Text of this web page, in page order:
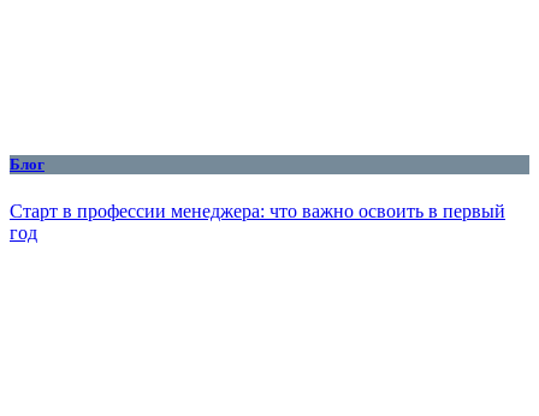
Блог
Старт в профессии менеджера: что важно освоить в первый
год